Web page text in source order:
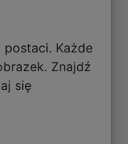
Każde
Znajdź
się